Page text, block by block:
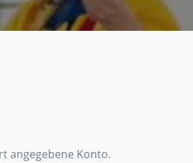
angegebene Konto.